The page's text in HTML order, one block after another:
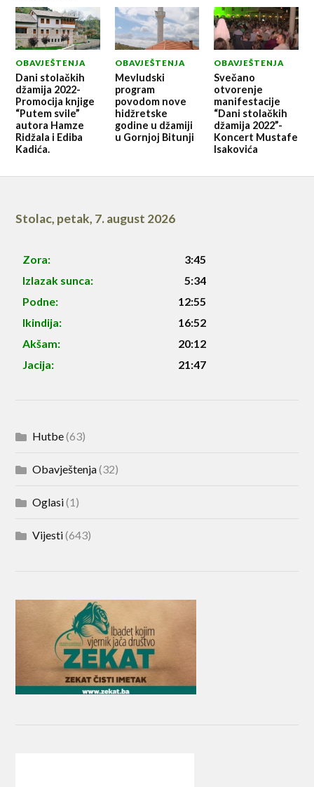
OBAVJEŠTENJA
Dani stolačkih
džamija 2022-
Promocija knjige
“Putem svile”
autora Hamze
Ridžala i Ediba
Kadića.
OBAVJEŠTENJA
Mevludski
program
povodom nove
hidžretske
godine u džamiji
u Gornjoj Bitunji
OBAVJEŠTENJA
Svečano
otvorenje
manifestacije
“Dani stolačkih
džamija 2022”-
Koncert Mustafe
Isakovića
Stolac, petak, 7. august 2026
Zora:
3:45
Izlazak sunca:
5:34
Podne:
12:55
Ikindija:
16:52
Akšam:
20:12
Jacija:
21:47
Hutbe(63)
Obavještenja(32)
Oglasi(1)
Vijesti(643)